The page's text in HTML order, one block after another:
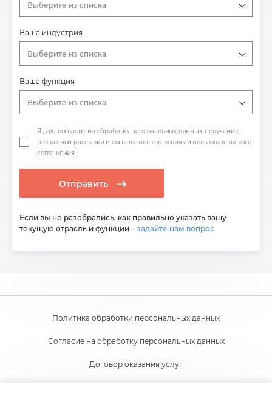
Выберите из списка
Ваша индустрия
Выберите из списка
Ваша функция
Выберите из списка
Я даю согласие наобработку персональных данных, получение
рекламной рассылки и соглашаюсь сусловиями пользовательского
соглашения
Отправить
Если вы не разобрались, как правильно указать вашу
текущую отрасль и функции – задайте нам вопрос
Политика обработки персональных данных
Согласие на обработку персональных данных
Договор оказания услуг